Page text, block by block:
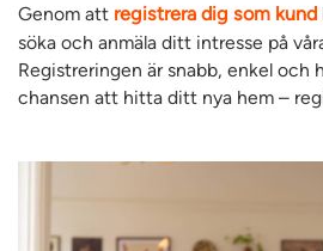
Genom att registrera dig som kund
söka och anmäla ditt intresse på
Registreringen är snabb, enkel och
chansen att hitta ditt nya hem –